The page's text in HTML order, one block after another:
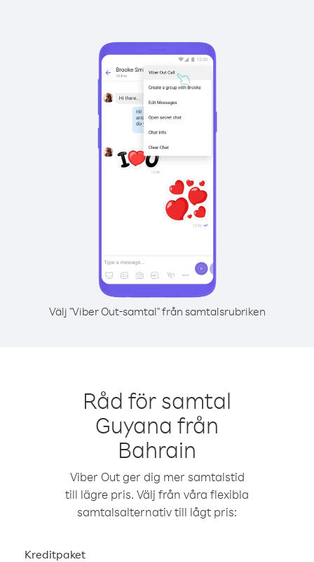
Välj "Viber Out-samtal" från samtalsrubriken
Råd för samtal
Guyana från
Bahrain
Viber Out ger dig mer samtalstid
till lägre pris. Välj från våra flexibla
samtalsalternativ till lågt pris:
Kreditpaket